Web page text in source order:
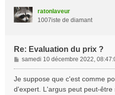
ratonlaveur
1007iste de diamant
Re: Evaluation du prix ?
M
e
s
samedi 10 décembre 2022,
Je suppose que c'est comme
d'expert. L'argus peut peut-être